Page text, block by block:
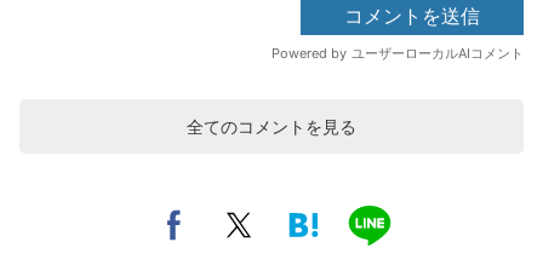
全てのコメントを見る